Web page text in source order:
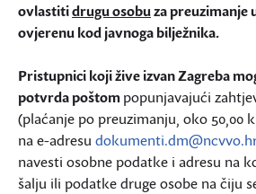
ovlastitidrugu osobuza preuzimanje
ovjerenu kod javnoga bilježnika.
Pristupnici koji žive izvan Zagreba
potvrda poštompopunjavajući
(plaćanje po preuzimanju, oko 50,00
na e-adresu dokumenti.dm@ncvvo.hr
navesti osobne podatke i adresu na
šalju ili podatke druge osobe na čiju